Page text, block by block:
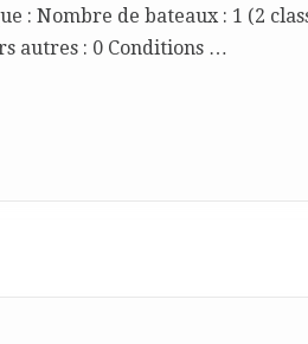
: Nombre de bateaux : 1 (2
autres : 0 Conditions …